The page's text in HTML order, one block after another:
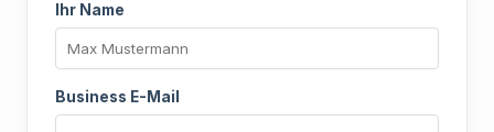
Ihr Name
Business E-Mail